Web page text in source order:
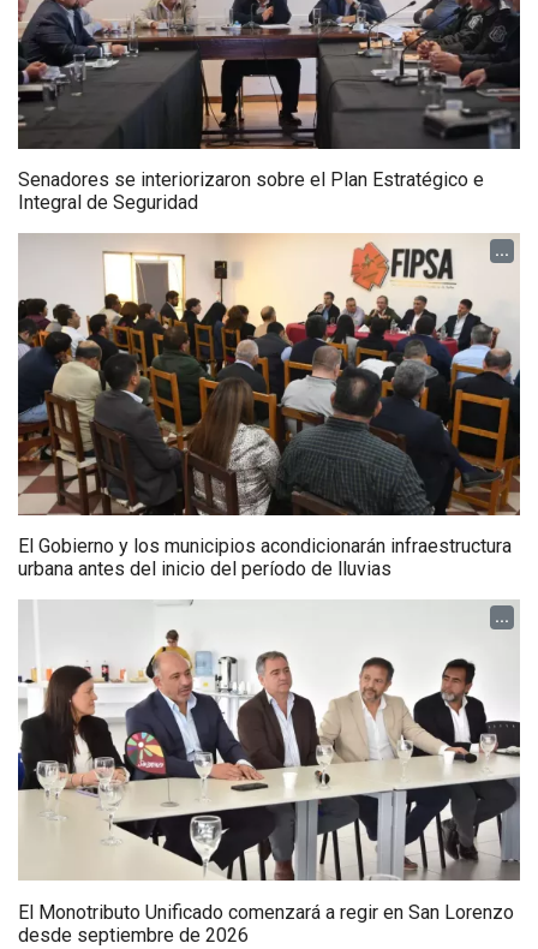
Senadores se interiorizaron sobre el Plan Estratégico e
Integral de Seguridad
...
El Gobierno y los municipios acondicionarán infraestructura
urbana antes del inicio del período de lluvias
...
El Monotributo Unificado comenzará a regir en San Lorenzo
desde septiembre de 2026